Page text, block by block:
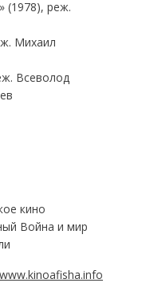
(1978), реж.
Михаил
Bcеволод
кино
Война и мир
www.kinoafisha.info